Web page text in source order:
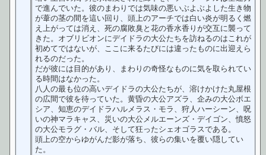
で進んでいた。彼のまわりでは気味の悪いぶよぶよした生き物
が葦の茎の間を這い回り、頭上のアーチでは白い炎が明るく燃
え上がっては消え、死の腐敗臭と花の香水香りが交互に襲って
きた。オブリビオンにデイドラの大公たちを訪ねるのはこれが
初めてではないが、ここに来るたびには違ったものに出迎えら
れるのだった。
だが彼には目的があり、まわりの奇怪なものに気を取られてい
る時間はなかった。
八人の最も位の高いデイドラの大公たちが、溶けかけた丸屋根
の広間で彼を待っていた。黄昏の大公アズラ、企みの大公ボエ
シア、知恵のデイドラハルメラス・モラ、狩人ハーシーン、呪
いの神マラキャス、災いの大公メルエーンズ・デイゴン、憤怒
の大公モラグ・バル、そして狂ったシェオゴラスである。
頭上の空からゆがんだ影が落ち、彼らの集いを覆い隠してい
た。